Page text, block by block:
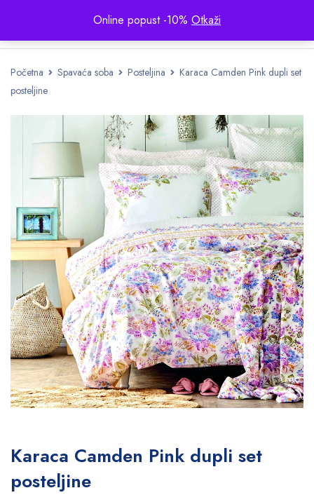
Online popust -10% Otkaži
Početna Spavaća soba Posteljina
Karaca Camden Pink dupli set
posteljine
Karaca Camden Pink dupli set
posteljine